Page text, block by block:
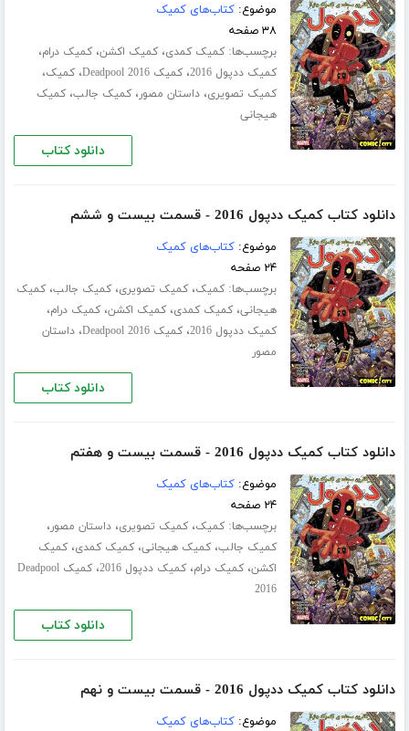
موضوع:کتاب‌های کمیک
۳۸ صفحه
برچسب‌ها:کمیک کمدی،کمیک اکشن،کمیک درام،
کمیک ددپول 2016 ،کمیک Deadpool 2016 ،کمیک،
کمیک تصویری،داستان مصور،کمیک جالب،کمیک
هیجانی
دانلود کتاب
دانلود کتاب کمیک ددپول 2016 - قسمت بیست و ششم
موضوع:کتاب‌های کمیک
۲۴ صفحه
برچسب‌ها:کمیک،کمیک تصویری،کمیک جالب،کمیک
هیجانی،کمیک کمدی،کمیک اکشن،کمیک درام،
کمیک ددپول 2016 ،کمیک Deadpool 2016 ،داستان
مصور
دانلود کتاب
دانلود کتاب کمیک ددپول 2016 - قسمت بیست و هفتم
موضوع:کتاب‌های کمیک
۲۴ صفحه
برچسب‌ها:کمیک،کمیک تصویری،داستان مصور،
کمیک جالب،کمیک هیجانی،کمیک کمدی،کمیک
اکشن،کمیک درام،کمیک ددپول 2016 ،
کمیک Deadpool
2016
دانلود کتاب
دانلود کتاب کمیک ددپول 2016 - قسمت بیست و نهم
موضوع:کتاب‌های کمیک